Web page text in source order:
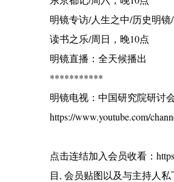
明镜专访/人生之中/历史明镜
读书之乐/周日，晚10点
明镜直播：全天候播出
***********
明镜电视：中国研究院研讨
https://www.youtube.com/
点击连结加入会员收看：
目, 会员贴图以及与主持人